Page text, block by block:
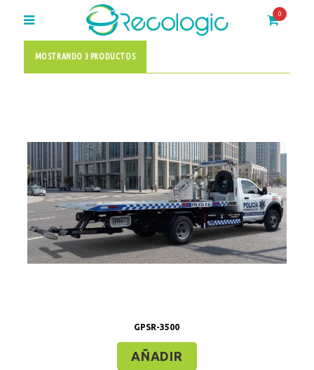
0
MOSTRANDO 3 PRODUCTOS
GPSR-3500
AÑADIR